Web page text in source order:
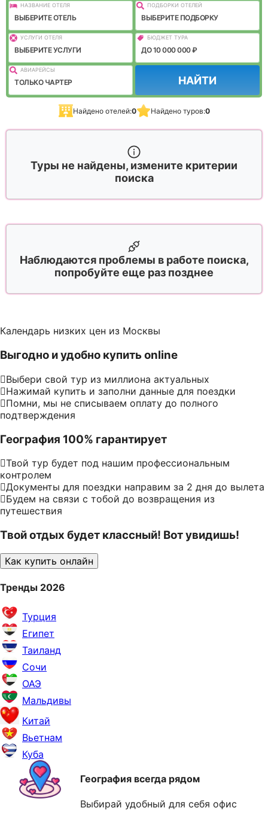
НАЗВАНИЕ ОТЕЛЯ
ВЫБЕРИТЕ ОТЕЛЬ
ПОДБОРКИ ОТЕЛЕЙ
ВЫБЕРИТЕ ПОДБОРКУ
УСЛУГИ ОТЕЛЯ
ВЫБЕРИТЕ УСЛУГИ
БЮДЖЕТ ТУРА
ДО 10 000 000 ₽
АВИАРЕЙСЫ
ТОЛЬКО ЧАРТЕР НАЙТИ
Найдено отелей:0 Найдено туров:0
Туры не найдены, измените критерии
поиска
Наблюдаются проблемы в работе поиска,
попробуйте еще раз позднее
Календарь низких цен из Москвы
Выгодно и удобно купить online
Выбери свой тур из миллиона актуальных
Нажимай купить и заполни данные для поездки
Помни, мы не списываем оплату до полного
подтверждения
География 100% гарантирует
Твой тур будет под нашим профессиональным
контролем
Документы для поездки направим за 2 дня до вылета
Будем на связи с тобой до возвращения из
путешествия
Твой отдых будет классный! Вот увидишь!
Как купить онлайн
Тренды 2026
Турция
Египет
Таиланд
Сочи
ОАЭ
Мальдивы
Китай
Вьетнам
Куба
География всегда рядом
Выбирай удобный для себя офис